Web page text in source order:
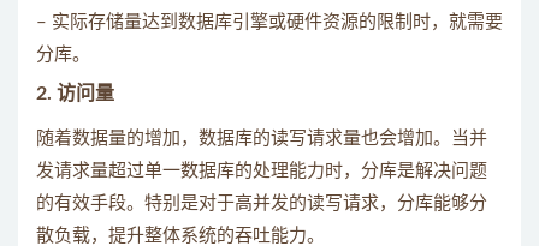
– 实际存储量达到数据库引擎或硬件资源的限制时，就需要
分库。
2. 访问量
随着数据量的增加，数据库的读写请求量也会增加。当并
发请求量超过单一数据库的处理能力时，分库是解决问题
的有效手段。特别是对于高并发的读写请求，分库能够分
散负载，提升整体系统的吞吐能力。